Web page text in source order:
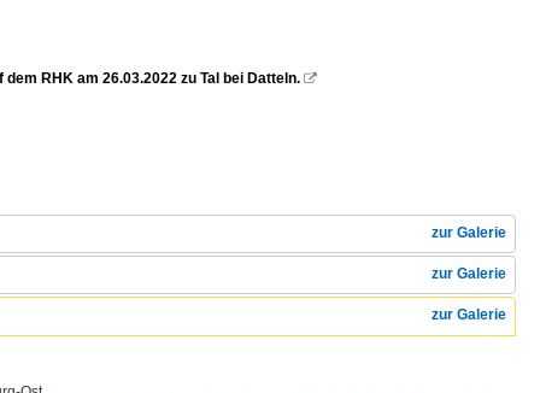
RHK am 26.03.2022 zu Tal bei Datteln. 
zur Galerie
zur Galerie
zur Galerie